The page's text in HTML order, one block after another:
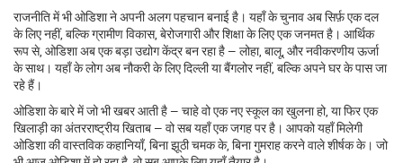
राजनीति में भी ओडिशा ने अपनी अलग पहचान बनाई है। यहाँ के चुनाव अब सिर्फ़ एक दल
के लिए नहीं, बल्कि ग्रामीण विकास, बेरोजगारी और शिक्षा के लिए एक जनमत है। आर्थिक
रूप से, ओडिशा अब एक बड़ा उद्योग केंद्र बन रहा है — लोहा, बालू, और नवीकरणीय ऊर्जा
के साथ। यहाँ के लोग अब नौकरी के लिए दिल्ली या बैंगलोर नहीं, बल्कि अपने घर के पास जा
रहे हैं।
ओडिशा के बारे में जो भी खबर आती है — चाहे वो एक नए स्कूल का खुलना हो, या फिर एक
खिलाड़ी का अंतरराष्ट्रीय खिताब — वो सब यहाँ एक जगह पर है। आपको यहाँ मिलेगी
ओडिशा की वास्तविक कहानियाँ, बिना झूठी चमक के, बिना गुमराह करने वाले शीर्षक के। जो